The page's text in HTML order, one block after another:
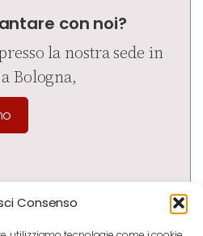
Consenso
con noi?
la nostra sede in
Bologna,